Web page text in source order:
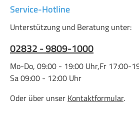
Service-Hotline
Unterstützung und Beratung unter:
02832 - 9809-1000
Mo-Do, 09:00 - 19:00 Uhr,Fr 17:00-
Sa 09:00 - 12:00 Uhr
Oder über unser Kontaktformular.